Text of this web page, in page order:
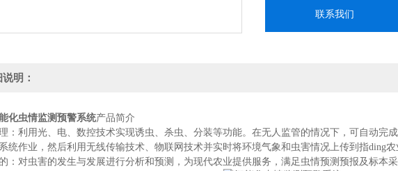
联系我们
明：
化虫情监测预警系统产品简介
：利用光、电、数控技术实现诱虫、杀虫、分装等功能。在无人监管的情况下，可自动完
统作业，然后利用无线传输技术、物联网技术并实时将环境气象和虫害情况上传到指ding农
：对虫害的发生与发展进行分析和预测，为现代农业提供服务，满足虫情预测预报及标本采